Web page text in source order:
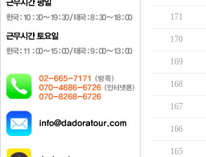
171
170
169
168
167
166
165